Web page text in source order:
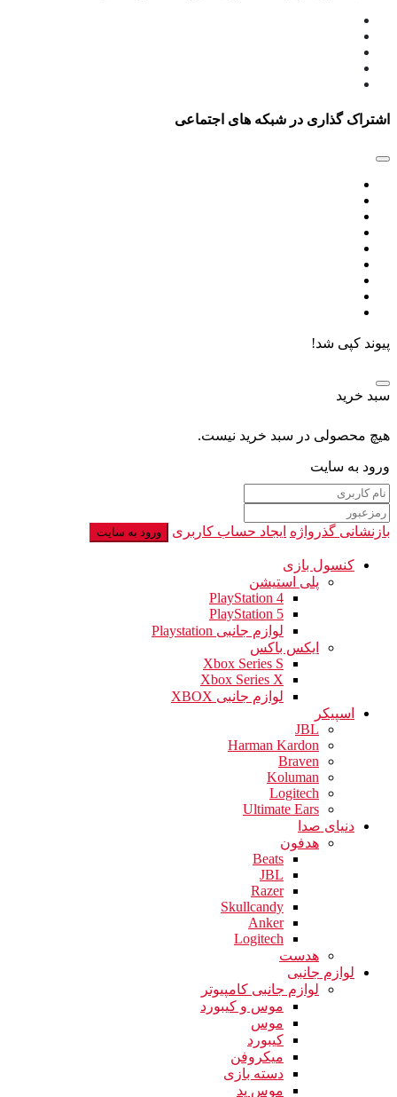
اشتراک گذاری در شبکه های اجتماعی
پیوند کپی شد!
سبد خرید
هیچ محصولی در سبد خرید نیست.
ورود به سایت
بازنشانی گذرواژه ایجاد حساب کاربری ورود به سایت
کنسول بازی
پلی استیشن
PlayStation 4
PlayStation 5
لوازم جانبی Playstation
ایکس باکس
Xbox Series S
Xbox Series X
لوازم جانبی XBOX
اسپیکر
JBL
Harman Kardon
Braven
Koluman
Logitech
Ultimate Ears
دنیای صدا
هدفون
Beats
JBL
Razer
Skullcandy
Anker
Logitech
هدست
لوازم جانبی
لوازم جانبی کامپیوتر
موس و کیبورد
موس
کیبورد
میکروفن
دسته بازی
موس پد